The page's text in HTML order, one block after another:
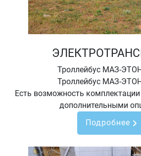
Троллейбус МАЗ-
Троллейбус МАЗ-
Есть возможность
дополнительными
Подробнее